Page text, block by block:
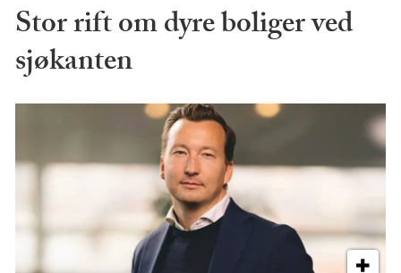
Stor rift om dyre boliger ved
sjøkanten